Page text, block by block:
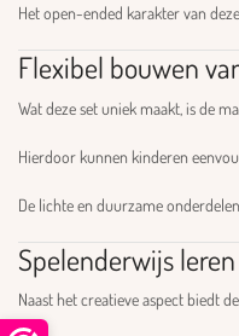
Het open-ended karakter van
Flexibel bouwen
Wat deze set uniek maakt, is de
Hierdoor kunnen kinderen
De lichte en duurzame
Spelenderwijs
Naast het creatieve aspect biedt